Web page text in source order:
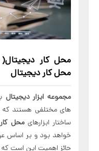
محل کار دیجیتال(
محل کار دیجیتال
مجموعه ابزار دیجیتال
های مختلفی هستند که
ساختار ابزارهای محل
خواهد بود و بر اساس
حائز اهمیت این است